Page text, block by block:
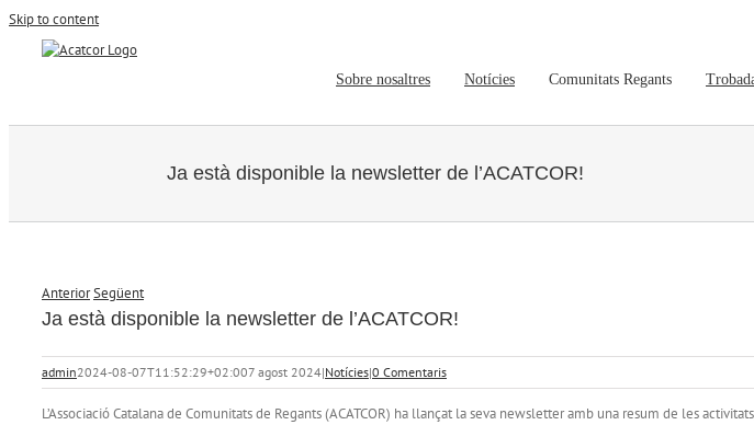
Skip to content
Sobre nosaltres Notícies Comunitats Regants
Ja està disponible la newsletter de l’ACATCOR!
AnteriorSegüent
Ja està disponible la newsletter de l’ACATCOR!
admin2024-08-07T11:52:29+02:007 agost 2024|Notícies|0 Comentaris
L’Associació Catalana de Comunitats de Regants (ACATCOR) ha llançat la seva newsletter amb una resum de les